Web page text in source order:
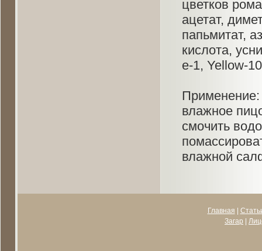
цветков
ацетат,
папьмитат,
кислота,
е-1, Yellow-
Применение:
влажное
смочить
влажной
Главная
Загар